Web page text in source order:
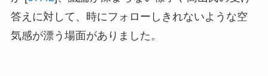
答えに対して、時にフォローしきれないような空
気感が漂う場面がありました。